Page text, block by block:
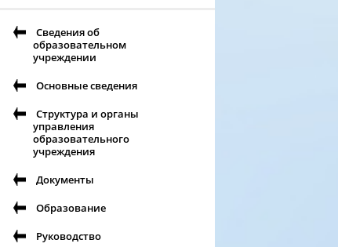
Сведения об
образовательном
учреждении
Основные сведения
Структура и органы
управления
образовательного
учреждения
Документы
Образование
Руководство